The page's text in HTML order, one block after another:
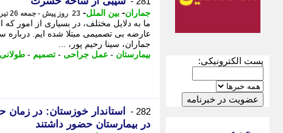
پست الکترونیکی:
جماران- بین الملل- 23 روز پیش - جمعه 26 تیر 1405، 14:55
ما به دلایل مختلف، در بسیاری از امور که
عارضه بی تصمیمی مبتلا شده ایم.
جماران، سینا رحیم پور، ...
بیمارستان - عمل جراحی - تصمیم - طولانی
282 -
استاندار خوزستان: در زمان
در بیمارستان حضور داشتند